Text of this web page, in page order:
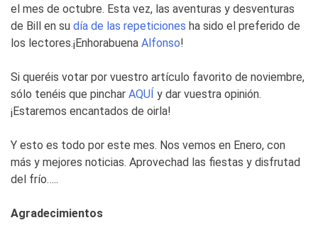
el mes de octubre. Esta vez, las aventuras y desventuras
de Bill en su día de las repeticiones ha sido el preferido de
los lectores.¡Enhorabuena Alfonso!
Si queréis votar por vuestro artículo favorito de noviembre,
sólo tenéis que pinchar AQUÍ y dar vuestra opinión.
¡Estaremos encantados de oirla!
Y esto es todo por este mes. Nos vemos en Enero, con
más y mejores noticias. Aprovechad las fiestas y disfrutad
del frío…..
Agradecimientos